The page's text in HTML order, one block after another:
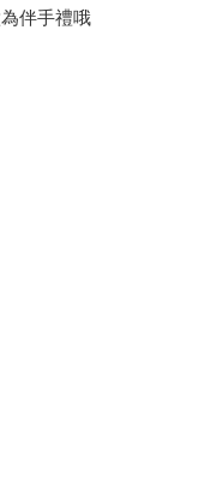
伴手禮哦